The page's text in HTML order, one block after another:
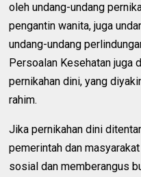
oleh undang-undang
pengantin wanita, juga
undang-undang
Persoalan Kesehatan juga
pernikahan dini, yang
rahim.
Jika pernikahan dini
pemerintah dan
sosial dan memberangus